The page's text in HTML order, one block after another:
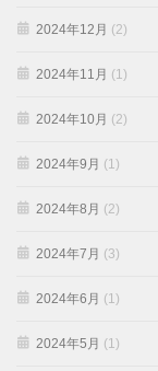
2024年12月 (2)
2024年11月 (1)
2024年10月 (2)
2024年9月 (1)
2024年8月 (2)
2024年7月 (3)
2024年6月 (1)
2024年5月 (1)